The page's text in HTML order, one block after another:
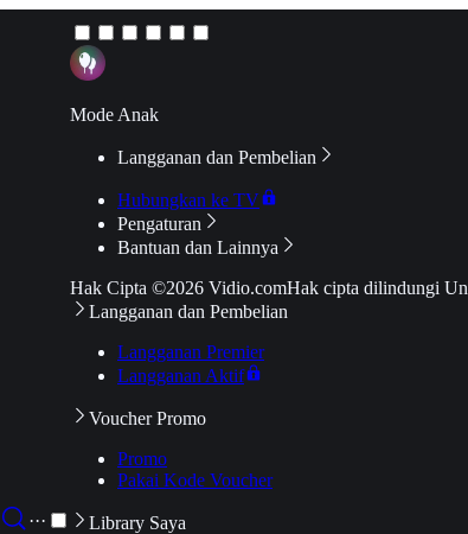
···
Mode Anak
Langganan dan Pembelian
Hubungkan ke TV
Pengaturan
Bantuan dan Lainnya
Hak Cipta ©2026 Vidio.comHak cipta dilindungi
Langganan dan Pembelian
Langganan Premier
Langganan Aktif
Voucher Promo
Promo
Pakai Kode Voucher
Library Saya